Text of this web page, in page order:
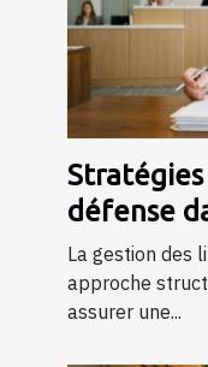
défense
bancaires
La gestion des
approche
assurer une...